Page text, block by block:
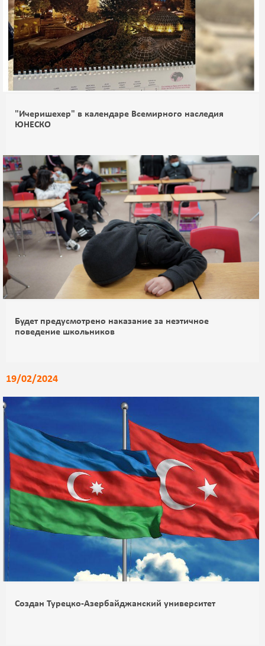
"Ичеришехер" в календаре Всемирного наследия
ЮНЕСКО
Будет предусмотрено наказание за неэтичное
поведение школьников
19/02/2024
Создан Турецко-Азербайджанский университет